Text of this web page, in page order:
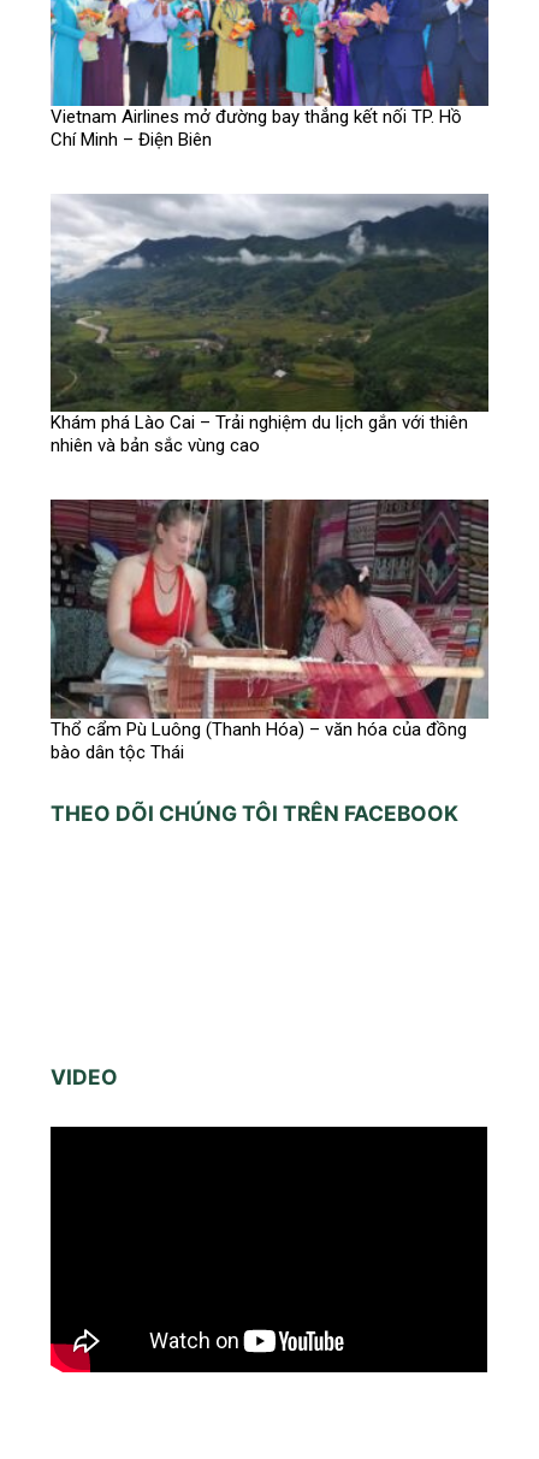
Vietnam Airlines mở đường bay thẳng kết nối TP. Hồ
Chí Minh – Điện Biên
Khám phá Lào Cai – Trải nghiệm du lịch gắn với thiên
nhiên và bản sắc vùng cao
Thổ cẩm Pù Luông (Thanh Hóa) – văn hóa của đồng
bào dân tộc Thái
THEO DÕI CHÚNG TÔI TRÊN FACEBOOK
VIDEO